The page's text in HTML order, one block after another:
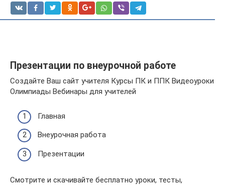
Презентации по внеурочной работе
Создайте Ваш сайт учителя Курсы ПК и ППК Видеоуроки
Олимпиады Вебинары для учителей
Главная
Внеурочная работа
Презентации
Смотрите и скачивайте бесплатно уроки, тесты,